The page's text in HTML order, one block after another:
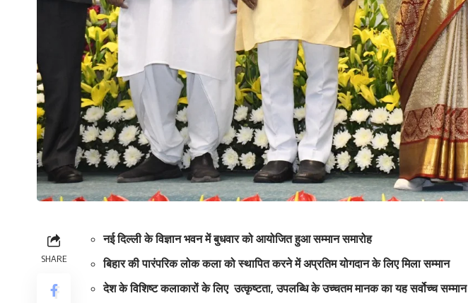
SHARE
नई दिल्ली के विज्ञान भवन में बुधवार को आयोजित हुआ सम्मान समारोह
बिहार की पारंपरिक लोक कला को स्थापित करने में अप्रतिम योगदान के लिए मिला सम्मान
देश के विशिष्ट कलाकारों के लिए उत्कृष्टता, उपलब्धि के उच्चतम मानक का यह सर्वोच्च सम्मान